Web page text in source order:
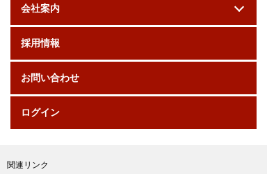
会社案内
採用情報
お問い合わせ
ログイン
関連リンク